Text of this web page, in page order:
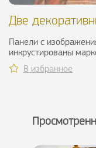
Две
Панели с
инкрустированы
В избранное